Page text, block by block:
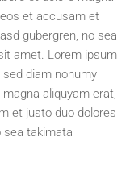
et accusam et
gubergren, no sea
amet. Lorem ipsum
diam nonumy
aliquyam erat,
et justo duo dolores
sea takimata